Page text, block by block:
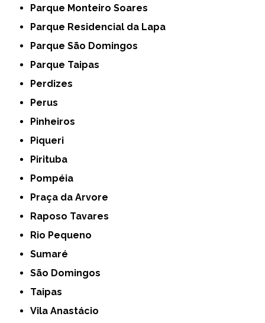
Parque Monteiro Soares
Parque Residencial da Lapa
Parque São Domingos
Parque Taipas
Perdizes
Perus
Pinheiros
Piqueri
Pirituba
Pompéia
Praça da Arvore
Raposo Tavares
Rio Pequeno
Sumaré
São Domingos
Taipas
Vila Anastácio